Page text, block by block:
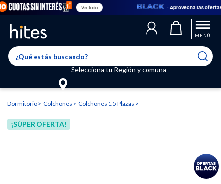
Ver todo - Aprovecha las ofertas en
MENÚ
Selecciona tu Región y comuna
El producto ha sido eliminado correctamente
El producto ha sido agregado a tu lista de favoritos correctamente
Llegaste al límite de productos favoritos permitidos, para agregar
uno nuevo ingresa a “Mi cuenta” y elimina los que ya no necesitas.
Dormitorio Colchones Colchones 1.5 Plazas
¡SÚPER OFERTA!